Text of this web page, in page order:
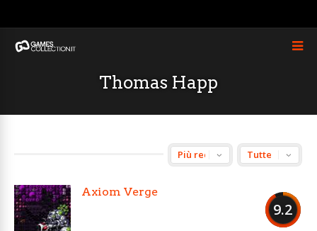
Thomas Happ
9.2
Axiom Verge